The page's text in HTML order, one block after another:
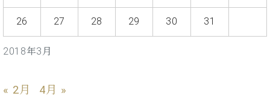
ヒ
り
組
み
ベ
ヒ
タ
ィ
ア
情
報)
ラ
ー・
味
本
2018年3月
26 27 28 29 30 31
« 2月 4月 »